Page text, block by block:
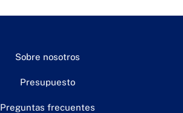
Sobre nosotros
Presupuesto
Preguntas frecuentes